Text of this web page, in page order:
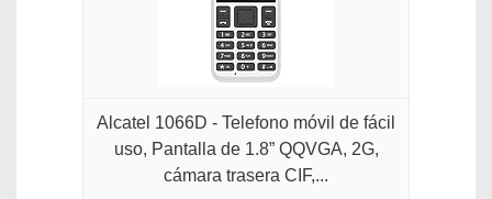
Alcatel 1066D - Telefono móvil de fácil
uso, Pantalla de 1.8” QQVGA, 2G,
cámara trasera CIF,...